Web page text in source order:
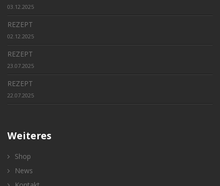
03.12.2025
REZEPT
02.12.2025
REZEPT
23.07.2025
REZEPT
22.07.2025
Weiteres
Shop
News